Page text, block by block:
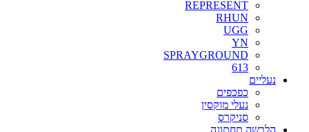
REPRESENT
RHUN
UGG
YN
SPRAYGROUND
613
נעליים
כפכפים
נעלי מוקסין
סניקרס